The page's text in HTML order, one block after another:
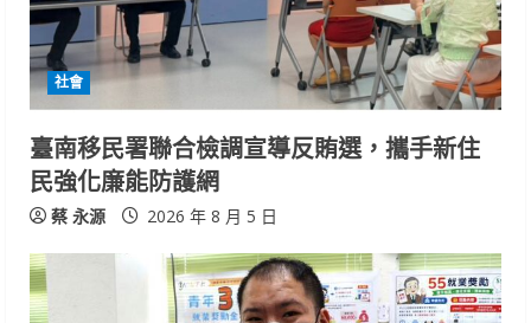
a
d
i
n
g
社會
臺南移民署聯合檢調宣導反賄選，攜手新住
民強化廉能防護網
蔡 永源 2026 年 8 月 5 日